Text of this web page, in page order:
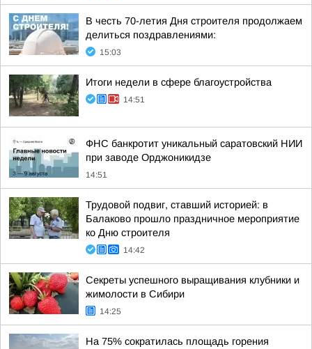
В честь 70-летия Дня строителя продолжаем
делиться поздравлениями:
15:03
Итоги недели в сфере благоустройства
14:51
ФНС банкротит уникальный саратовский НИИ
при заводе Орджоникидзе
14:51
Трудовой подвиг, ставший историей: в
Балаково прошло праздничное мероприятие
ко Дню строителя
14:42
Секреты успешного выращивания клубники и
жимолости в Сибири
14:25
На 75% сократилась площадь горения